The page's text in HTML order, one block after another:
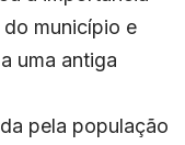
município e
uma antiga
pela população